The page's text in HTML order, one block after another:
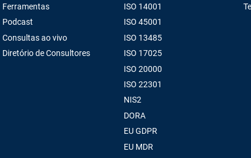
Ferramentas
Podcast
Consultas ao vivo
Diretório de Consultores
ISO 14001
ISO 45001
ISO 13485
ISO 17025
ISO 20000
ISO 22301
NIS2
DORA
EU GDPR
EU MDR